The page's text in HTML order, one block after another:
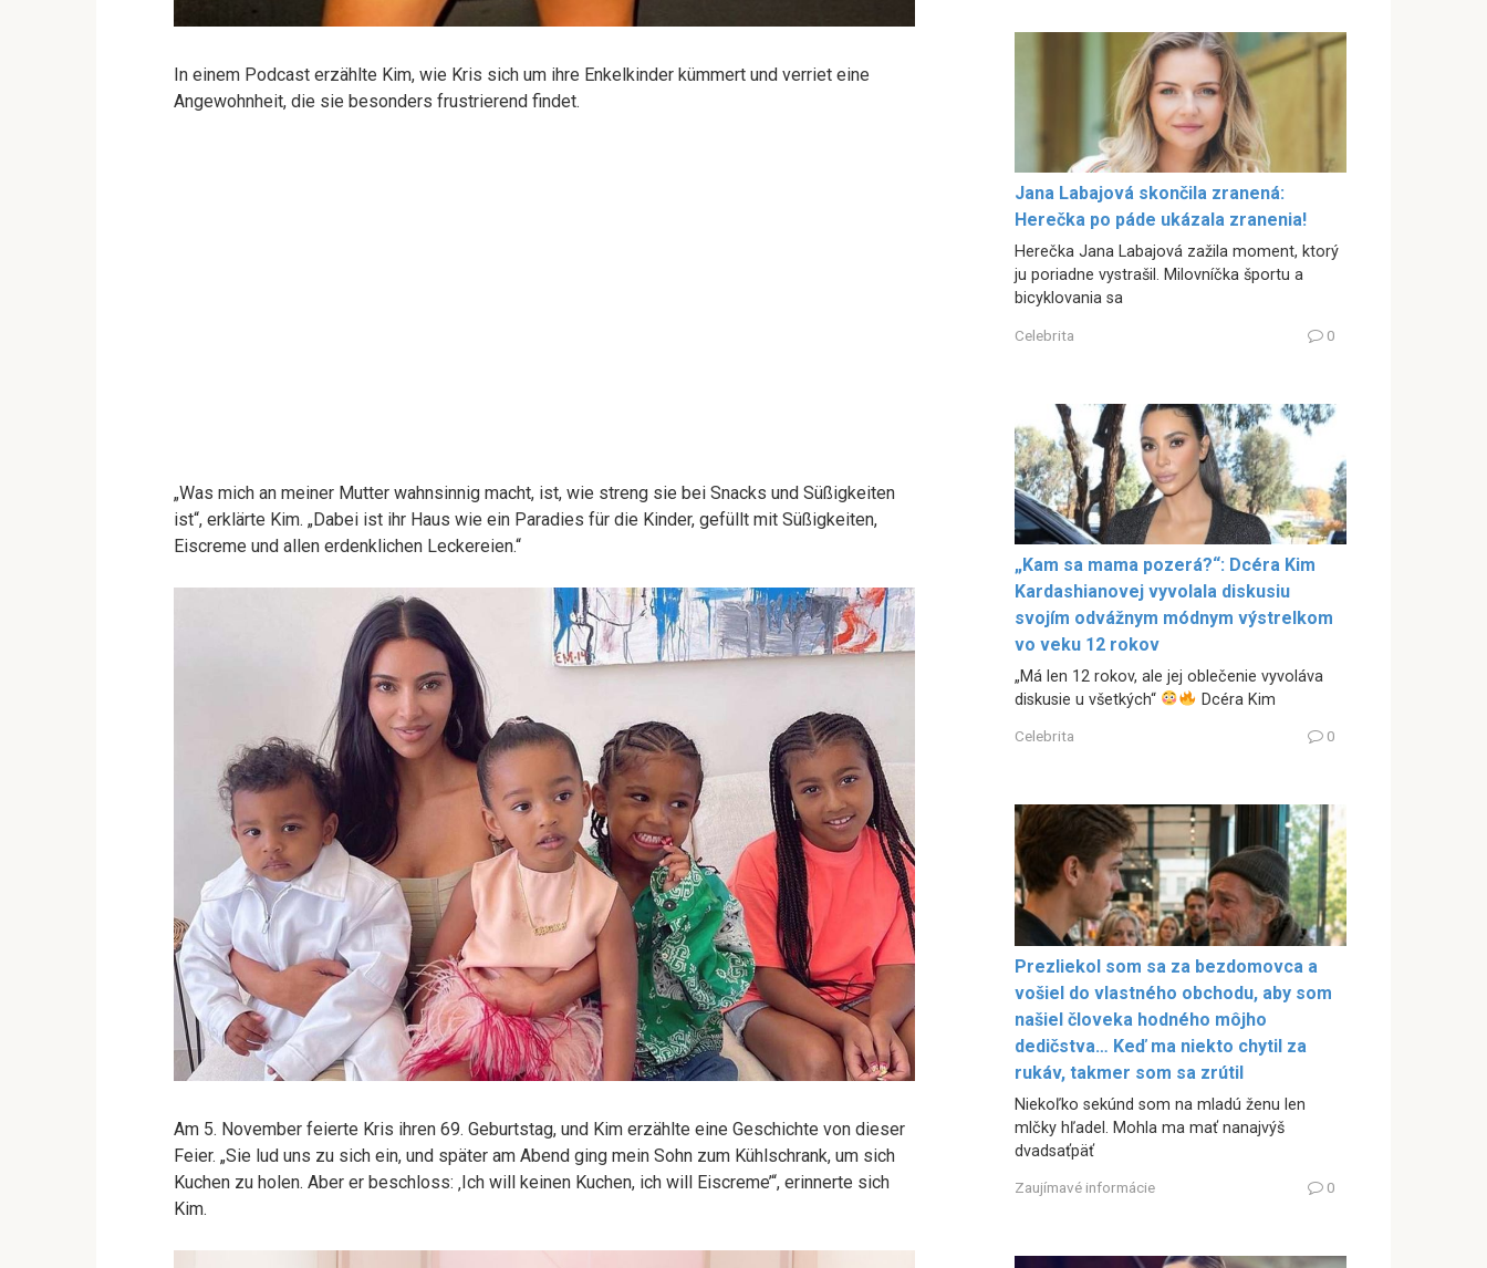
In einem Podcast erzählte Kim, wie Kris sich um ihre Enkelkinder kümmert und verriet eine
Angewohnheit, die sie besonders frustrierend findet.
„Was mich an meiner Mutter wahnsinnig macht, ist, wie streng sie bei Snacks und Süßigkeiten
ist“, erklärte Kim. „Dabei ist ihr Haus wie ein Paradies für die Kinder, gefüllt mit Süßigkeiten,
Eiscreme und allen erdenklichen Leckereien.“
Am 5. November feierte Kris ihren 69. Geburtstag, und Kim erzählte eine Geschichte von dieser
Feier. „Sie lud uns zu sich ein, und später am Abend ging mein Sohn zum Kühlschrank, um sich
Kuchen zu holen. Aber er beschloss: ‚Ich will keinen Kuchen, ich will Eiscreme’“, erinnerte sich
Kim.
Jana Labajová skončila zranená:
Herečka po páde ukázala zranenia!
Herečka Jana Labajová zažila moment, ktorý
ju poriadne vystrašil. Milovníčka športu a
bicyklovania sa
Celebrita 0
„Kam sa mama pozerá?“: Dcéra Kim
Kardashianovej vyvolala diskusiu
svojím odvážnym módnym výstrelkom
vo veku 12 rokov
„Má len 12 rokov, ale jej oblečenie vyvoláva
diskusie u všetkých“
Dcéra Kim
Celebrita 0
Prezliekol som sa za bezdomovca a
vošiel do vlastného obchodu, aby som
našiel človeka hodného môjho
dedičstva… Keď ma niekto chytil za
rukáv, takmer som sa zrútil
Niekoľko sekúnd som na mladú ženu len
mlčky hľadel. Mohla ma mať nanajvýš
dvadsaťpäť
Zaujímavé informácie 0